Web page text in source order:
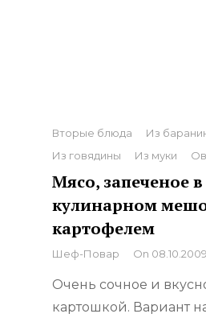
Categories
Вторые блюда
Из
Из говядины
Из муки
Мясо, запеченое в
кулинарном
картофелем
By
Шеф-Повар On 08.10.2009
Очень сочное и
картошкой. Вариант